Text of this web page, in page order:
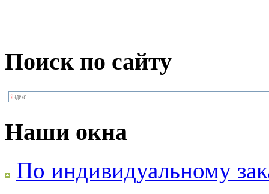
Поиск по сайту
Наши окна
По индивидуальному